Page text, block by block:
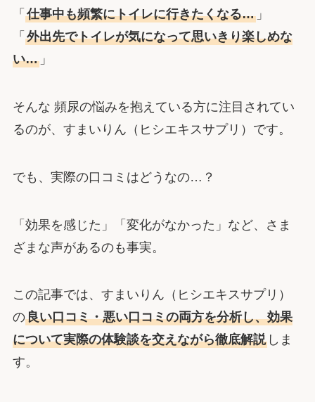
「 仕事中も頻繁にトイレに行きたくなる…」
「 外出先でトイレが気になって思いきり楽しめな
い…」
そんな 頻尿の悩みを抱えている方に注目されてい
るのが、すまいりん（ヒシエキスサプリ）です。
でも、実際の口コミはどうなの…？
「効果を感じた」「変化がなかった」など、さま
ざまな声があるのも事実。
この記事では、すまいりん（ヒシエキスサプリ）
の良い口コミ・悪い口コミの両方を分析し、効果
について実際の体験談を交えながら徹底解説しま
す。